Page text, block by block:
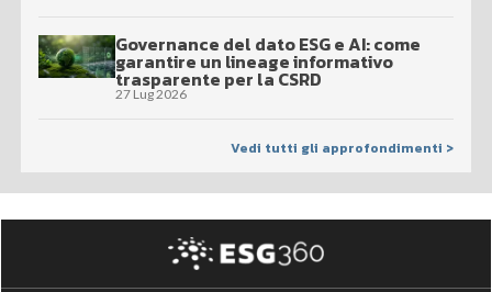
Governance del dato ESG e AI: come
garantire un lineage informativo
trasparente per la CSRD
27 Lug 2026
Vedi tutti gli approfondimenti >